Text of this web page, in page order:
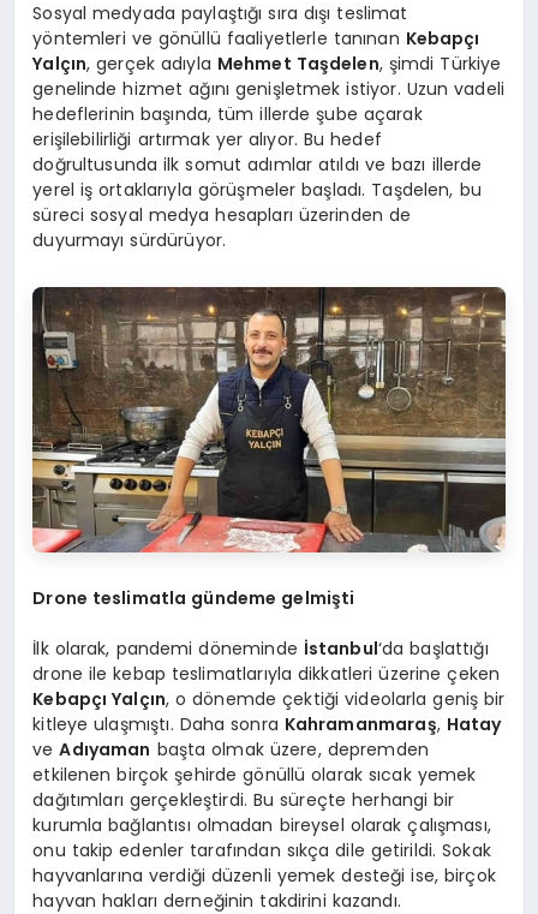
Sosyal medyada paylaştığı sıra dışı teslimat
yöntemleri ve gönüllü faaliyetlerle tanınan Kebapçı
Yalçın, gerçek adıyla Mehmet Taşdelen, şimdi Türkiye
genelinde hizmet ağını genişletmek istiyor. Uzun vadeli
hedeflerinin başında, tüm illerde şube açarak
erişilebilirliği artırmak yer alıyor. Bu hedef
doğrultusunda ilk somut adımlar atıldı ve bazı illerde
yerel iş ortaklarıyla görüşmeler başladı. Taşdelen, bu
süreci sosyal medya hesapları üzerinden de
duyurmayı sürdürüyor.
Drone teslimatla gündeme gelmişti
İlk olarak, pandemi döneminde İstanbul‘da başlattığı
drone ile kebap teslimatlarıyla dikkatleri üzerine çeken
Kebapçı Yalçın, o dönemde çektiği videolarla geniş bir
kitleye ulaşmıştı. Daha sonra Kahramanmaraş, Hatay
veAdıyaman başta olmak üzere, depremden
etkilenen birçok şehirde gönüllü olarak sıcak yemek
dağıtımları gerçekleştirdi. Bu süreçte herhangi bir
kurumla bağlantısı olmadan bireysel olarak çalışması,
onu takip edenler tarafından sıkça dile getirildi. Sokak
hayvanlarına verdiği düzenli yemek desteği ise, birçok
hayvan hakları derneğinin takdirini kazandı.